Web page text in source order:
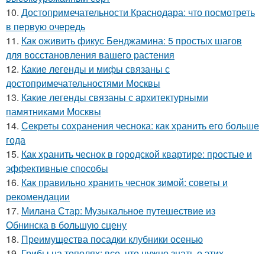
10. Достопримечательности Краснодара: что посмотреть
в первую очередь
11. Как оживить фикус Бенджамина: 5 простых шагов
для восстановления вашего растения
12. Какие легенды и мифы связаны с
достопримечательностями Москвы
13. Какие легенды связаны с архитектурными
памятниками Москвы
14. Секреты сохранения чеснока: как хранить его больше
года
15. Как хранить чеснок в городской квартире: простые и
эффективные способы
16. Как правильно хранить чеснок зимой: советы и
рекомендации
17. Милана Стар: Музыкальное путешествие из
Обнинска в большую сцену
18. Преимущества посадки клубники осенью